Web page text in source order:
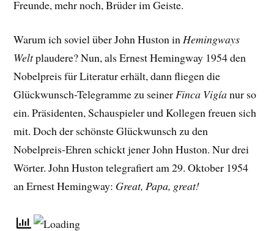
Freunde, mehr noch, Brüder im Geiste.
Warum ich soviel über John Huston inHemingways
Weltplaudere? Nun, als Ernest Hemingway 1954 den
Nobelpreis für Literatur erhält, dann fliegen die
Glückwunsch-Telegramme zu seinerFinca Vigíanur so
ein. Präsidenten, Schauspieler und Kollegen freuen sich
mit. Doch der schönste Glückwunsch zu den
Nobelpreis-Ehren schickt jener John Huston. Nur drei
Wörter. John Huston telegrafiert am 29. Oktober 1954
an Ernest Hemingway: Great, Papa, great!